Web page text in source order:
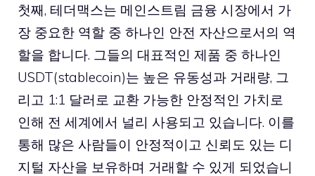
첫째, 테더맥스는 메인스트림 금융 시장에서 가
장 중요한 역할 중 하나인 안전 자산으로서의 역
할을 합니다. 그들의 대표적인 제품 중 하나인
USDT(stablecoin)는 높은 유동성과 거래량, 그
리고 1:1 달러로 교환 가능한 안정적인 가치로
인해 전 세계에서 널리 사용되고 있습니다. 이를
통해 많은 사람들이 안정적이고 신뢰도 있는 디
지털 자산을 보유하며 거래할 수 있게 되었습니